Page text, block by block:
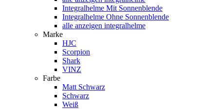
Integralhelme Mit Sonnenblende
Integralhelme Ohne Sonnenblende
alle anzeigen integralhelme
Marke
HJC
Scorpion
Shark
VINZ
Farbe
Matt Schwarz
Schwarz
Weiß